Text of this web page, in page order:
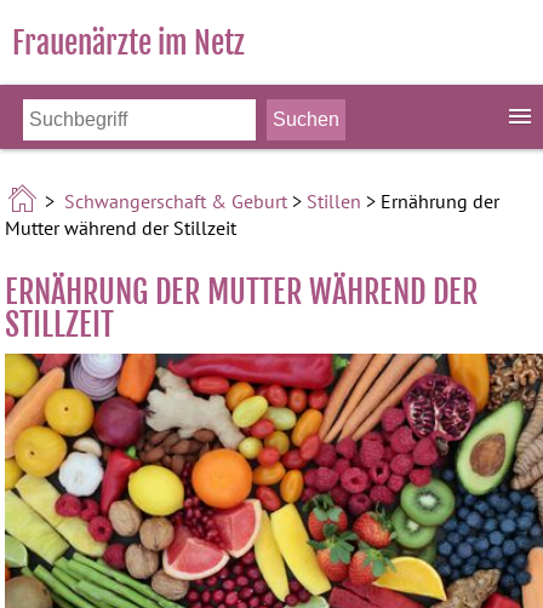
Frauenärzte im Netz
> Schwangerschaft & Geburt > Stillen > Ernährung der
Mutter während der Stillzeit
ERNÄHRUNG DER MUTTER WÄHREND DER
STILLZEIT